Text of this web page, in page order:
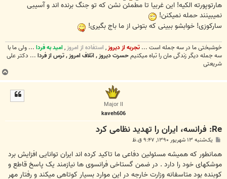
هارتوپورته الکیه! این غربیا تا مطمئن نشن که تو جنگ برنده اند و آسیبی
نمیبینند حمله نمیکنن!
سارکوزی! خوابشو ببینی که بتونی از ما باج بگیری!
خوشبختی ما در سه جمله است ... تجربه از دیروز,استفاده از امروز,امید به فردا... ولی ما با
سه جمله دیگر زندگی مان را تباه میکنیمحسرت دیروز , اتلاف امروز , ترس از فردا... دکتر علی
شریعتی
ب
ا
Major II
kaveh606
Re: فرانسه، ایران را تهدید نظامی کرد
پ
ت
یک‌شنبه ۱۳ شهریور ۱۳۹۰, ۹:۴۷ ق.ظ
همانطور که همیشه مسئولین دفاعی ما تاکید کرده اند ایران توانایی افزایش برد
موشکهای خود را دارد . در ضمن گستاخی فرانسوی ها نیازمند یک پاسخ قاطع و
کوبنده بود متاسفانه وزارت خارجه در این موارد بسیار کوتاهی میکند و رفتار مهر